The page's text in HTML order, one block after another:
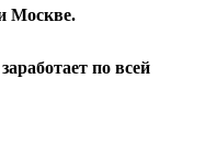
Москве.
по всей